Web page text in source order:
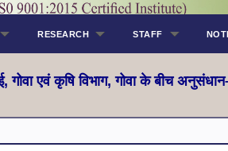
RESEARCH STAFF
एवं कृषि विभाग, गोवा के बीच